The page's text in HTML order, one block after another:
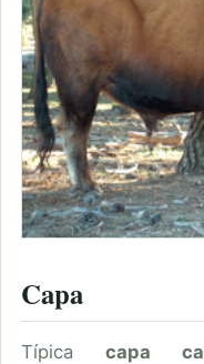
Capa
Típica capa